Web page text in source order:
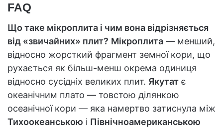
FAQ
Що таке мікроплита і чим вона відрізняється
від «звичайних» плит? Мікроплита — менший,
відносно жорсткий фрагмент земної кори, що
рухається як більш-менш окрема одиниця
відносно сусідніх великих плит. Якутат є
океанічним плато — товстою ділянкою
oceанічної кори — яка намертво затиснула між
Тихоокеанською і Північноамериканською